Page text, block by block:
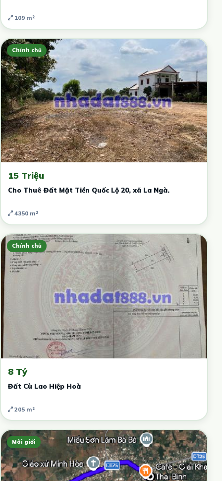
109 m²
Chính chủ
15 Triệu
Cho Thuê Đất Mặt Tiền Quốc Lộ 20, xã La Ngà.
4350 m²
Chính chủ
8 Tỷ
Đất Cù Lao Hiệp Hoà
205 m²
Môi giới